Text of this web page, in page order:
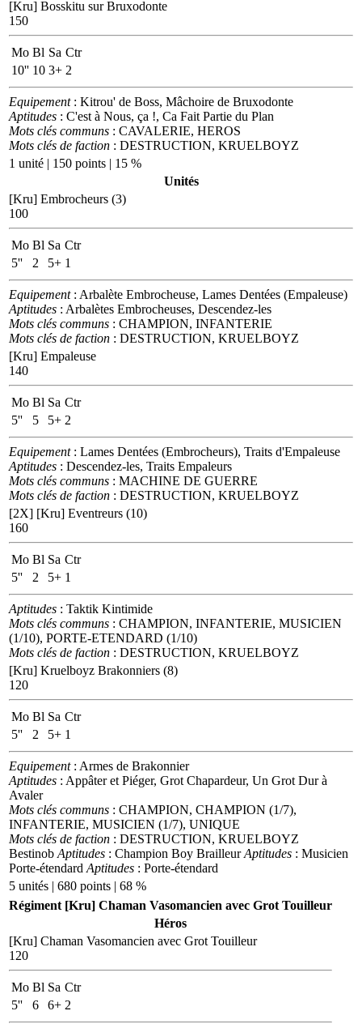
[Kru] Bosskitu sur Bruxodonte
150
Mo Bl Sa Ctr
10'' 10 3+ 2
Equipement: Kitrou' de Boss, Mâchoire de Bruxodonte
Aptitudes : C'est à Nous, ça !, Ca Fait Partie du Plan
Mots clés communs : CAVALERIE, HEROS
Mots clés de faction : DESTRUCTION, KRUELBOYZ
1 unité | 150 points | 15 %
Unités
[Kru] Embrocheurs (3)
100
Mo Bl Sa Ctr
5''
2 5+ 1
Equipement: Arbalète Embrocheuse, Lames Dentées (Empaleuse)
Aptitudes : Arbalètes Embrocheuses, Descendez-les
Mots clés communs : CHAMPION, INFANTERIE
Mots clés de faction : DESTRUCTION, KRUELBOYZ
[Kru] Empaleuse
140
Mo Bl Sa Ctr
5''
5 5+ 2
Equipement: Lames Dentées (Embrocheurs), Traits d'Empaleuse
Aptitudes : Descendez-les, Traits Empaleurs
Mots clés communs : MACHINE DE GUERRE
Mots clés de faction : DESTRUCTION, KRUELBOYZ
[2X] [Kru] Eventreurs (10)
160
Mo Bl Sa Ctr
5''
2 5+ 1
Aptitudes : Taktik Kintimide
Mots clés communs : CHAMPION, INFANTERIE, MUSICIEN
(1/10), PORTE-ETENDARD (1/10)
Mots clés de faction : DESTRUCTION, KRUELBOYZ
[Kru] Kruelboyz Brakonniers (8)
120
Mo Bl Sa Ctr
5''
2 5+ 1
Equipement: Armes de Brakonnier
Aptitudes : Appâter et Piéger, Grot Chapardeur, Un Grot Dur à
Avaler
Mots clés communs : CHAMPION, CHAMPION (1/7),
INFANTERIE, MUSICIEN (1/7), UNIQUE
Mots clés de faction : DESTRUCTION, KRUELBOYZ
Bestinob Aptitudes : Champion Boy Brailleur Aptitudes : Musicien
Porte-étendard Aptitudes : Porte-étendard
5 unités | 680 points | 68 %
Régiment [Kru] Chaman Vasomancien avec Grot Touilleur
Héros
[Kru] Chaman Vasomancien avec Grot Touilleur
120
Mo Bl Sa Ctr
5''
6 6+ 2